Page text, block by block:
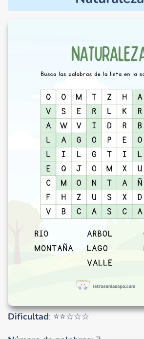
Dificultad: ⭐⭐☆☆☆